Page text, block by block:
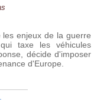
les enjeux de la guerre
taxe les véhicules
décide d'imposer
d'Europe.